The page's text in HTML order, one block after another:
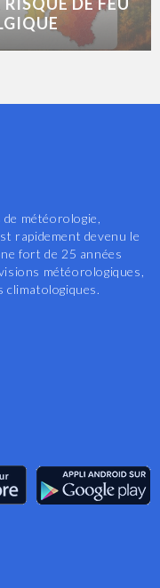
météorologie,
rapidement devenu le
fort de 25 années
météorologiques,
climatologiques.